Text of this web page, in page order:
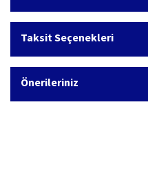
Taksit Seçenekleri
Önerileriniz